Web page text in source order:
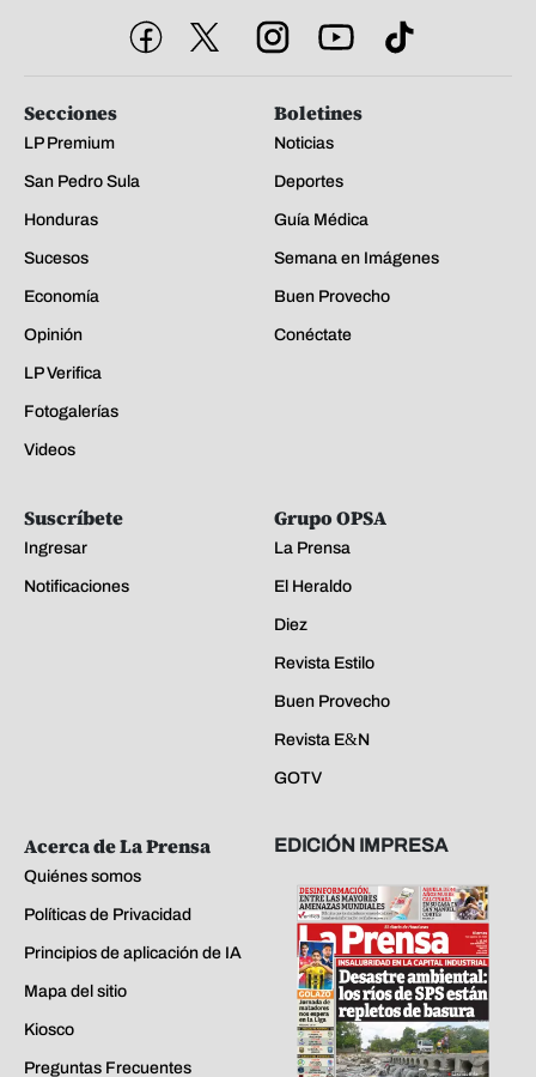
Secciones
LP Premium
San Pedro Sula
Honduras
Sucesos
Economía
Opinión
LP Verifica
Fotogalerías
Videos
Boletines
Noticias
Deportes
Guía Médica
Semana en Imágenes
Buen Provecho
Conéctate
Suscríbete
Ingresar
Notificaciones
Grupo OPSA
La Prensa
El Heraldo
Diez
Revista Estilo
Buen Provecho
Revista E&N
GOTV
Acerca de La Prensa
Quiénes somos
Políticas de Privacidad
Principios de aplicación de IA
Mapa del sitio
Kiosco
Preguntas Frecuentes
EDICIÓN IMPRESA